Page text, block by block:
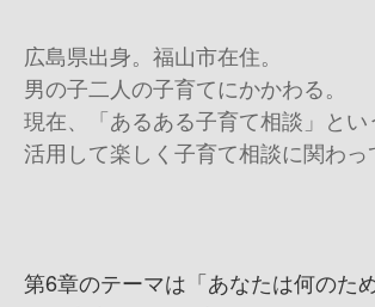
広島県出身。福山市在住。
男の子二人の子育てにかかわる。
現在、「あるある子育て相談」とい
活用して楽しく子育て相談に関わっ
第6章のテーマは「あなたは何のた